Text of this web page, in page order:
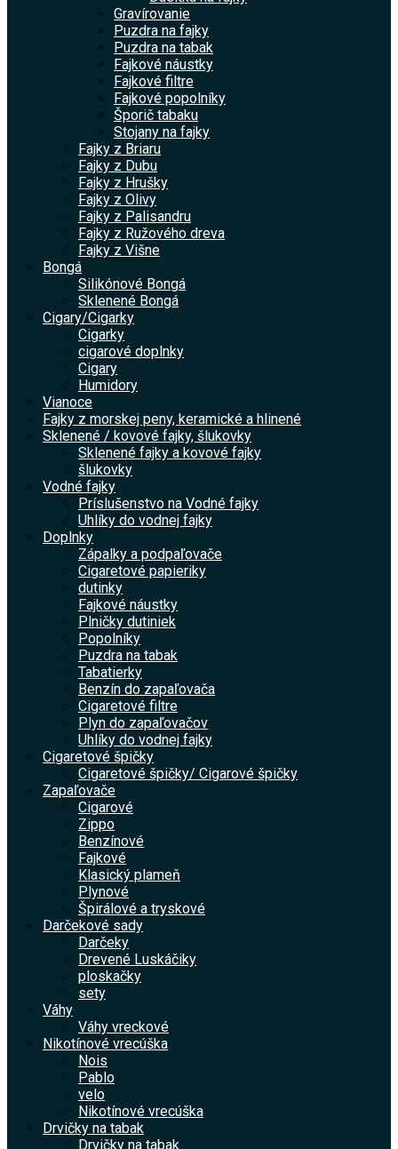
Gravírovanie
Puzdra na fajky
Puzdra na tabak
Fajkové náustky
Fajkové filtre
Fajkové popolníky
Šporič tabaku
Stojany na fajky
Fajky z Briaru
Fajky z Dubu
Fajky z Hrušky
Fajky z Olivy
Fajky z Palisandru
Fajky z Ružového dreva
Fajky z Višne
Bongá
Silikónové Bongá
Sklenené Bongá
Cigary/Cigarky
Cigarky
cigarové doplnky
Cigary
Humidory
Vianoce
Fajky z morskej peny, keramické a hlinené
Sklenené / kovové fajky, šlukovky
Sklenené fajky a kovové fajky
šlukovky
Vodné fajky
Príslušenstvo na Vodné fajky
Uhlíky do vodnej fajky
Doplnky
Zápalky a podpaľovače
Cigaretové papieriky
dutinky
Fajkové náustky
Plničky dutiniek
Popolníky
Puzdra na tabak
Tabatierky
Benzín do zapaľovača
Cigaretové filtre
Plyn do zapaľovačov
Uhlíky do vodnej fajky
Cigaretové špičky
Cigaretové špičky/ Cigarové špičky
Zapaľovače
Cigarové
Zippo
Benzínové
Fajkové
Klasický plameň
Plynové
Špirálové a tryskové
Darčekové sady
Darčeky
Drevené Luskáčiky
ploskačky
sety
Váhy
Váhy vreckové
Nikotínové vrecúška
Nois
Pablo
velo
Nikotínové vrecúška
Drvičky na tabak
Drvičky na tabak